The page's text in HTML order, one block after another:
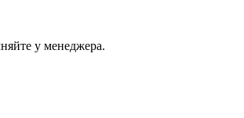
у менеджера.